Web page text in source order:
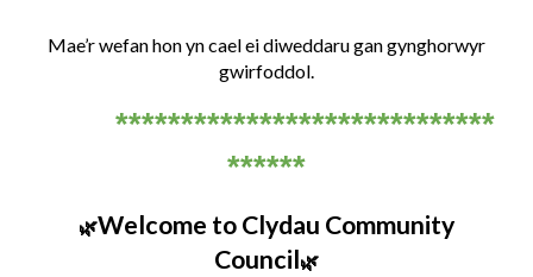
Mae’r wefan hon yn cael ei diweddaru gan gynghorwyr
gwirfoddol.
*****************************
******
🌿Welcome to Clydau Community
Council🌿